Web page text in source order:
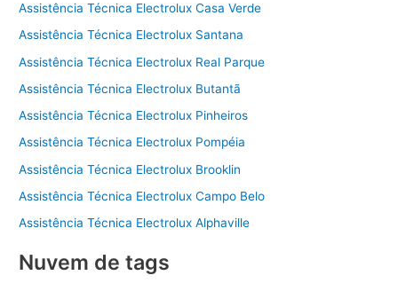
Assistência Técnica Electrolux Casa Verde
Assistência Técnica Electrolux Santana
Assistência Técnica Electrolux Real Parque
Assistência Técnica Electrolux Butantã
Assistência Técnica Electrolux Pinheiros
Assistência Técnica Electrolux Pompéia
Assistência Técnica Electrolux Brooklin
Assistência Técnica Electrolux Campo Belo
Assistência Técnica Electrolux Alphaville
Nuvem de tags